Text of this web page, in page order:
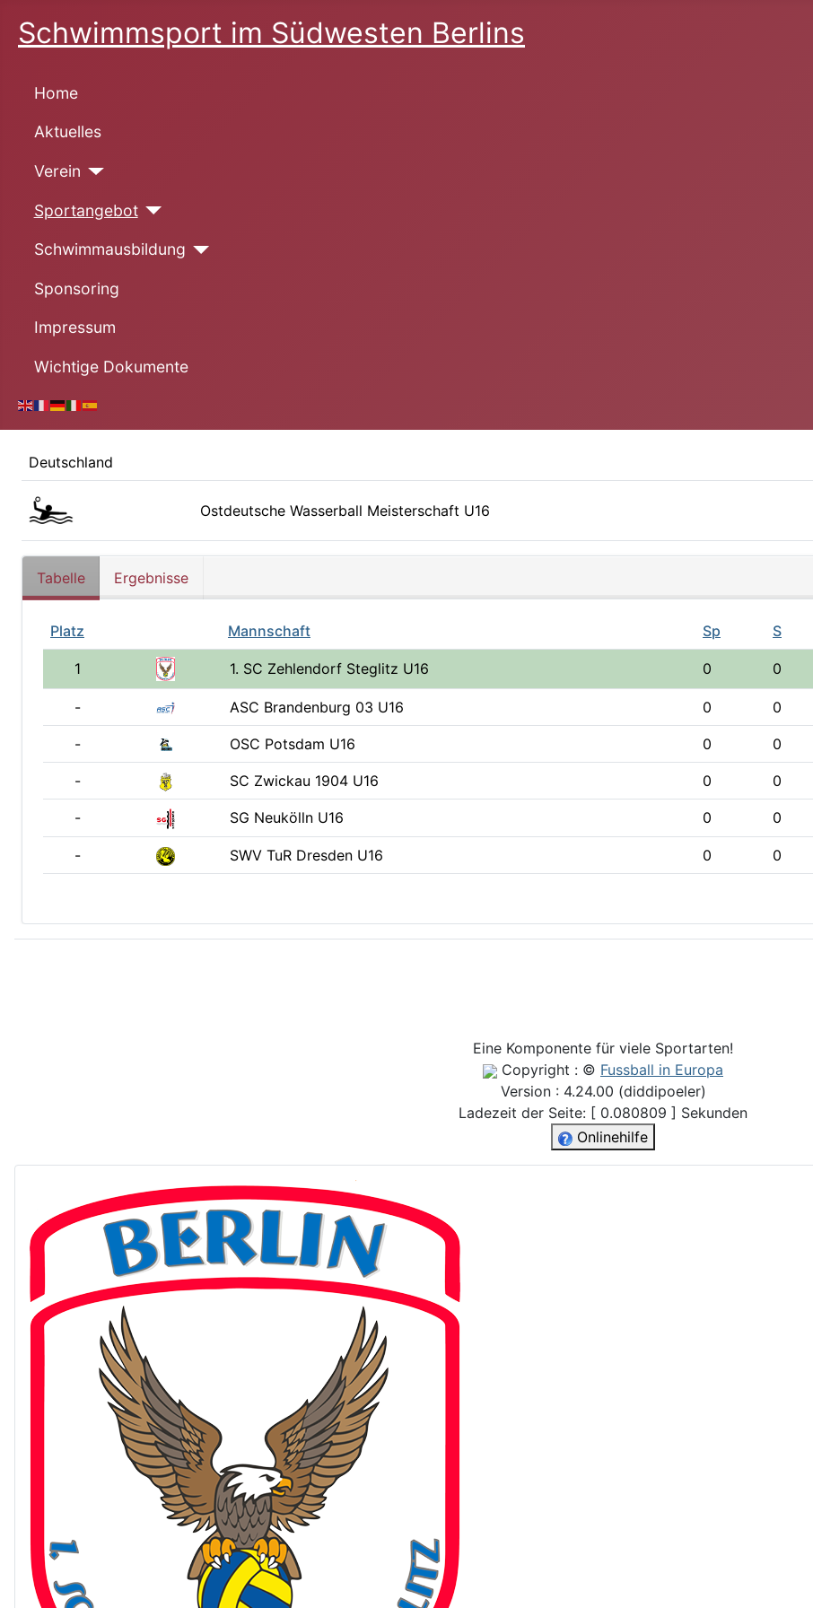
Schwimmsport im Südwesten Berlins
Home
Aktuelles
Verein
Sportangebot
Schwimmausbildung
Sponsoring
Impressum
Wichtige Dokumente
Deutschland
Ostdeutsche Wasserball Meisterschaft U16
Tabelle Ergebnisse
Platz Mannschaft Sp S
1 1. SC Zehlendorf Steglitz U16 0 0
- ASC Brandenburg 03 U16 0 0
- OSC Potsdam U16 0 0
- SC Zwickau 1904 U16 0 0
- SG Neukölln U16 0 0
- SWV TuR Dresden U16 0 0
Eine Komponente für viele Sportarten!
Copyright : © Fussball in Europa
Version : 4.24.00 (diddipoeler)
Ladezeit der Seite: [ 0.080809 ] Sekunden
Onlinehilfe